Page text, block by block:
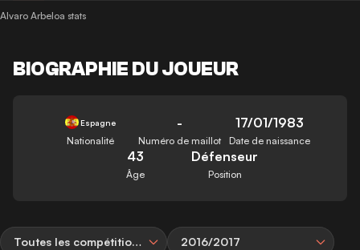
Alvaro Arbeloa stats
BIOGRAPHIE DU JOUEUR
Espagne
Nationalité
-
Numéro de maillot
17/01/1983
Date de naissance
43
Âge
Défenseur
Position
Toutes les compétitions 2016/2017